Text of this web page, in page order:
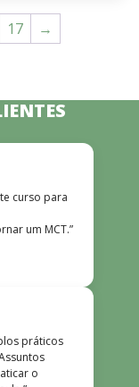
17 →
curso para
um MCT.”
práticos
o